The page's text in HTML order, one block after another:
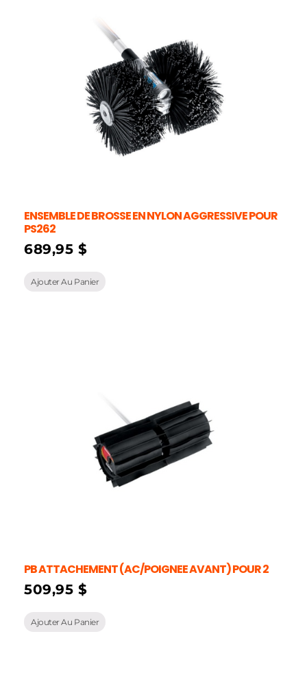
ENSEMBLE DE BROSSE EN NYLON AGGRESSIVE POUR
PS262
689,95$
Ajouter Au Panier
PB ATTACHEMENT (AC/POIGNEE AVANT) POUR 2
509,95$
Ajouter Au Panier